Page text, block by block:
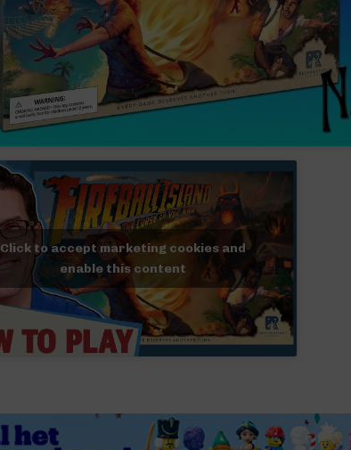
Click to accept marketing cookies and
enable this content